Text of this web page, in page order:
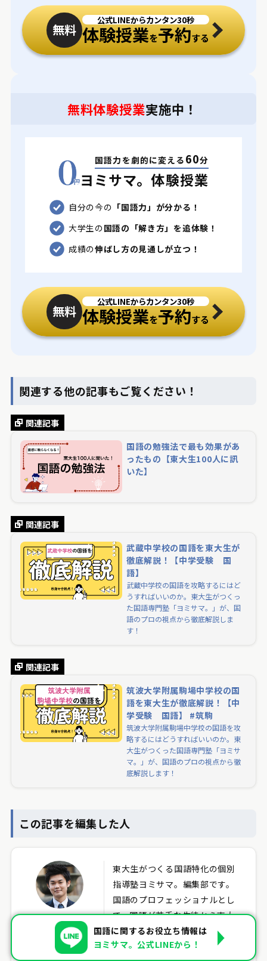
無料
公式LINEからカンタン30秒
体験授業を予約する
無料体験授業実施中！
国語力を劇的に変える 60分
ヨミサマ。体験授業
自分の今の 「国語力」が分かる！
大学生の国語の「解き方」を追体験！
成績の伸ばし方の見通しが立つ！
無料
公式LINEからカンタン30秒
体験授業を予約する
関連する他の記事もご覧ください！
関連記事
国語の勉強法で最も効果があ
ったもの【東大生100人に訊
いた】
関連記事
武蔵中学校の国語を東大生が
徹底解説！【中学受験 国
語】
武蔵中学校の国語を攻略するにはど
うすればいいのか。東大生がつくっ
た国語専門塾「ヨミサマ。」が、国
語のプロの視点から徹底解説しま
す！
関連記事
筑波大学附属駒場中学校の国
語を東大生が徹底解説！【中
学受験 国語】 #筑駒
筑波大学附属駒場中学校の国語を攻
略するにはどうすればいいのか。東
大生がつくった国語専門塾「ヨミサ
マ。」が、国語のプロの視点から徹
底解説します！
この記事を編集した人
ヨミサマ。編集部
東大生がつくる国語特化の個別
指導塾ヨミサマ。編集部です。
国語のプロフェッショナルとし
て、国語が苦手な生徒から東大
受験対策まで述べ二千人以上を
指導してきた経験を記事にして
国語に関するお役立ち情報は
ヨミサマ。公式LINEから！